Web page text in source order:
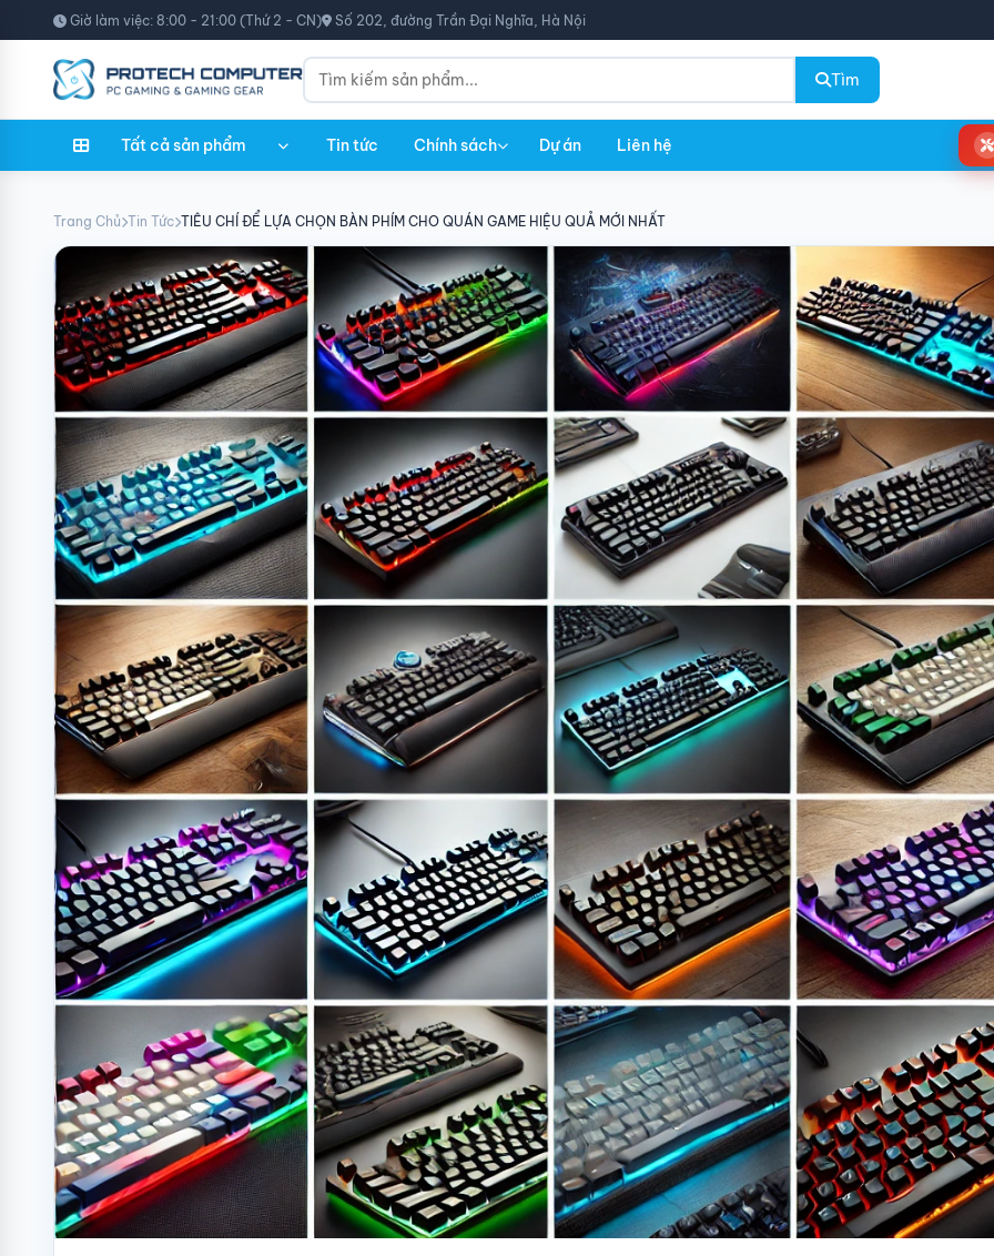
Giờ làm việc: 8:00 - 21:00 (Thứ 2 - CN) Số 202, đường Trần Đại Nghĩa, Hà Nội
Tìm
Tất cả sản phẩm Tin tức Chính sách Dự án Liên hệ
Trang Chủ Tin Tức TIÊU CHÍ ĐỂ LỰA CHỌN BÀN PHÍM CHO QUÁN GAME HIỆU QUẢ MỚI NHẤT